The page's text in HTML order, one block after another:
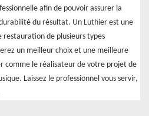
afin de pouvoir assurer la
du résultat. Un Luthier est une
restauration de plusieurs types
un meilleur choix et une meilleure
comme le réalisateur de votre projet de
Laissez le professionnel vous servir,